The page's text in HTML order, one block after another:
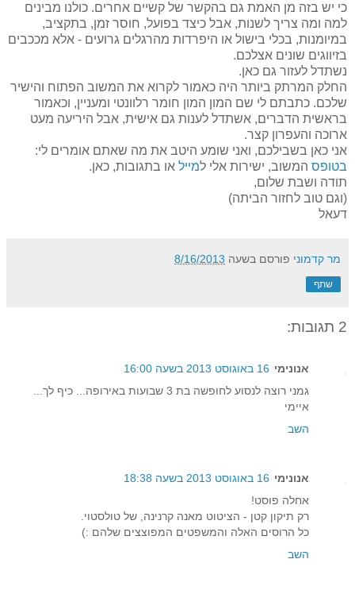
כי יש בזה מן האמת גם בהקשר של קשיים אחרים. כולנו מבינים
למה ומה צריך לשנות, אבל כיצד בפועל, חוסר זמן, בתקציב,
במיומנות, בכלי בישול או היפרדות מהרגלים גרועים - אלא מככבים
בזיווגים שונים אצלכם.
נשתדל לעזור גם כאן.
החלק המרתק ביותר היה כאמור לקרוא את המשוב הפתוח והישיר
שלכם. כתבתם לי שם המון המון חומר רלוונטי ומעניין, וכאמור
בראשית הדברים, אשתדל לענות גם אישית, אבל היריעה מעט
ארוכה והעפרון קצר.
אני כאן בשבילכם, ואני שומע היטב את מה שאתם אומרים לי:
בטופס המשוב, ישירות אלי למייל או בתגובות, כאן.
תודה ושבת שלום,
(וגם טוב לחזור הביתה)
דעאל
מר קדמוני פורסם בשעה 8/16/2013
שתף
2 תגובות:
אנונימי 16 באוגוסט 2013 בשעה 16:00
גמני רוצה לנסוע לחופשה בת 3 שבועות באירופה... כיף לך...
איימי
השב
אנונימי 16 באוגוסט 2013 בשעה 18:38
אחלה פוסט!
רק תיקון קטן - הציטוט מאנה קרנינה, של טולסטוי.
כל הרוסים האלה והמשפטים המפוצצים שלהם :)
השב